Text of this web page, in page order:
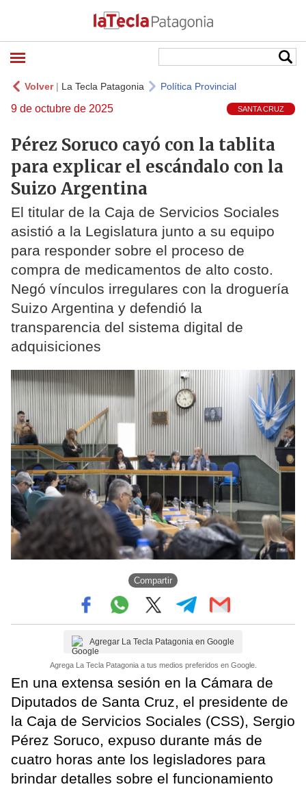
Volver| La Tecla Patagonia Política Provincial
9 de octubre de 2025 SANTA CRUZ
Pérez Soruco cayó con la tablita
para explicar el escándalo con la
Suizo Argentina
El titular de la Caja de Servicios Sociales
asistió a la Legislatura junto a su equipo
para responder sobre el proceso de
compra de medicamentos de alto costo.
Negó vínculos irregulares con la droguería
Suizo Argentina y defendió la
transparencia del sistema digital de
adquisiciones
Compartir
Agregar La Tecla Patagonia en Google
Agrega La Tecla Patagonia a tus medios preferidos en Google.
En una extensa sesión en la Cámara de
Diputados de Santa Cruz, el presidente de
la Caja de Servicios Sociales (CSS), Sergio
Pérez Soruco, expuso durante más de
cuatro horas ante los legisladores para
brindar detalles sobre el funcionamiento